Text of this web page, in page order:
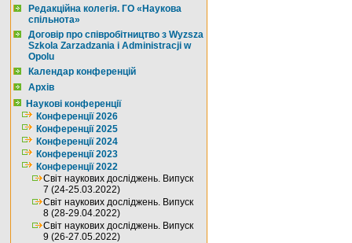
Редакційна колегія. ГО «Наукова
спільнота»
Договір про співробітництво з Wyzsza
Szkola Zarzadzania i Administracji w
Opolu
Календар конференцій
Архів
Наукові конференції
Конференції 2026
Конференції 2025
Конференції 2024
Конференції 2023
Конференції 2022
Світ наукових досліджень. Випуск
7 (24-25.03.2022)
Світ наукових досліджень. Випуск
8 (28-29.04.2022)
Світ наукових досліджень. Випуск
9 (26-27.05.2022)